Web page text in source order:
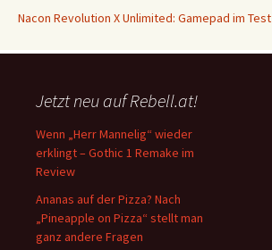
Nacon Revolution X Unlimited: Gamepad im Test
Jetzt neu auf Rebell.at!
Wenn „Herr Mannelig“ wieder
erklingt – Gothic 1 Remake im
Review
Ananas auf der Pizza? Nach
„Pineapple on Pizza“ stellt man
ganz andere Fragen